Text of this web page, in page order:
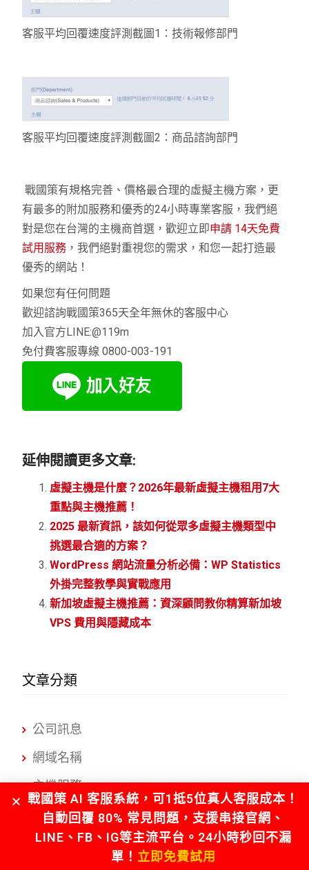
客服平均回覆速度評測截圖1：技術報修部門
客服平均回覆速度評測截圖2：商品諮詢部門
戰國策有規格完善、價格最合理的虛擬主機方案，更
有最多的附加服務和優秀的24小時專業客服，我們絕
對是您在台灣的主機商首選，歡迎立即申請 14天免費
試用服務 ，我們絕對重視您的需求，和您一起打造最
優秀的網站！
如果您有任何問題
歡迎諮詢戰國策365天全年無休的客服中心
加入官方LINE:@119m
免付費客服專線 0800-003-191
延伸閱讀更多文章:
虛擬主機是什麼？2026年最新虛擬主機租用7大
重點與主機推薦！
2025 最新資訊，該如何從眾多虛擬主機類型中
挑選最合適的方案？
WordPress 網站流量分析必備：WP Statistics
外掛完整教學與實戰應用
新加坡虛擬主機推薦：資深顧問教你精算新加坡
VPS 費用與隱藏成本
文章分類
公司訊息
網域名稱
主機服務
GPU主機
WordPress
戰國策 AI 客服系統，可1抵5位真人客服成本！
自動回覆 80% 常見問題，支援串接官網、
LINE、FB、IG等主流平台。24小時秒回不漏
單！ 立即免費試用